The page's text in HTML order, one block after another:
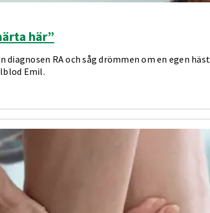
här”
diagnosen RA och såg drömmen om en egen
Emil.